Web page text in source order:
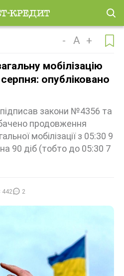
- A +
мобілізацію
опубліковано
закони №4356 та
продовження
мобілізації з 05:30 9
90 діб (тобто до 05:30 7
442 2